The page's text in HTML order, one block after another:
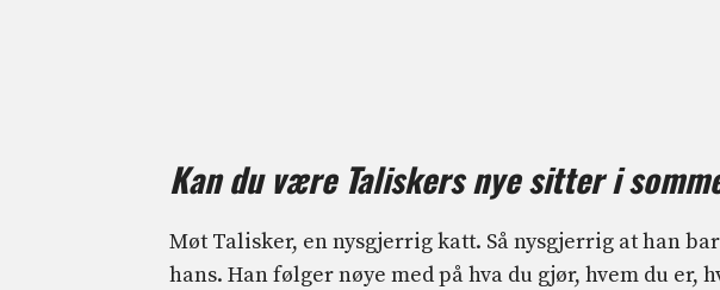
Kan du være Taliskers nye sitter i
Møt Talisker, en nysgjerrig katt. Så nysgjerrig at han
hans. Han følger nøye med på hva du gjør, hvem du er,